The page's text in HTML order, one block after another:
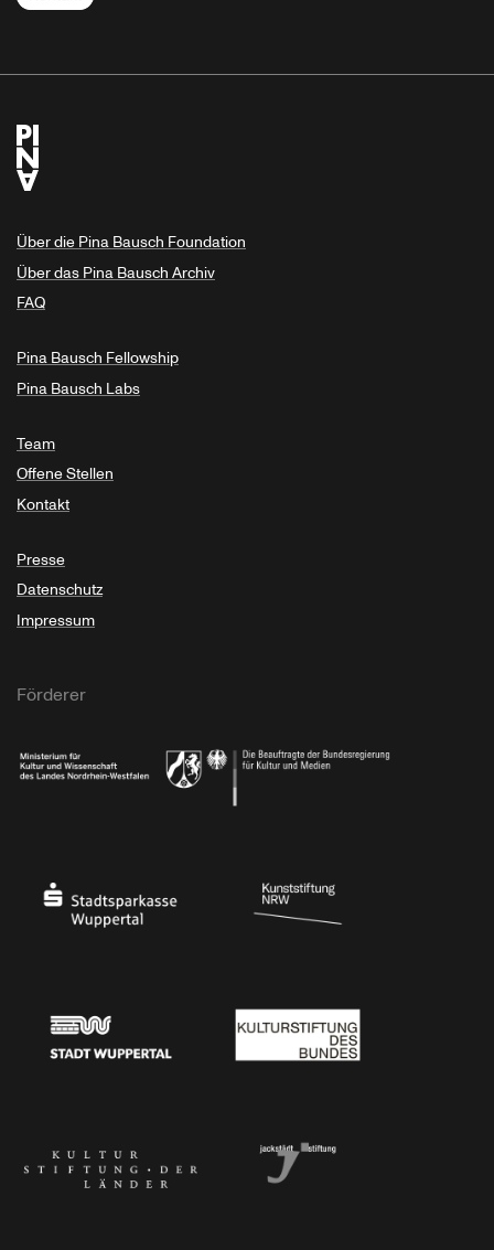
Über die Pina Bausch Foundation
Über das Pina Bausch Archiv
FAQ
Pina Bausch Fellowship
Pina Bausch Labs
Team
Offene Stellen
Kontakt
Presse
Datenschutz
Impressum
Förderer